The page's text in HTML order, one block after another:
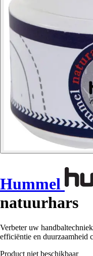
Hummel
natuurhars
Verbeter uw
efficiëntie en duurzaamheid
Product niet beschikbaar